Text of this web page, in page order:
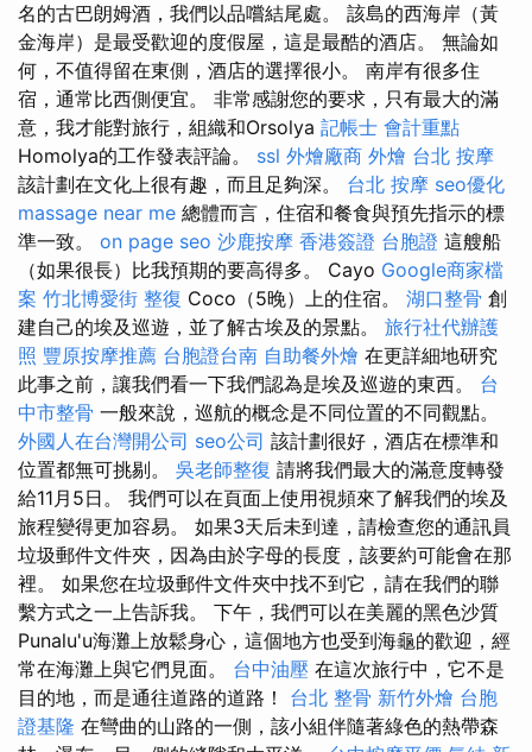
名的古巴朗姆酒，我們以品嚐結尾處。 該島的西海岸（黃
金海岸）是最受歡迎的度假屋，這是最酷的酒店。 無論如
何，不​​值得留在東側，酒店的選擇很小。 南岸有很多住
宿，通常比西側便宜。 非常感謝您的要求，只有最大的滿
意，我才能對旅行，組織和Orsolya 記帳士 會計重點
Homolya的工作發表評論。 ssl 外燴廠商 外燴 台北 按摩
該計劃在文化上很有趣，而且足夠深。 台北 按摩 seo優化
massage near me 總體而言，住宿和餐食與預先指示的標
準一致。 on page seo 沙鹿按摩 香港簽證 台胞證 這艘船
（如果很長）比我預期的要高得多。 Cayo Google商家檔
案 竹北博愛街 整復 Coco（5晚）上的住宿。 湖口整骨 創
建自己的埃及巡遊，並了解古埃及的景點。 旅行社代辦護
照 豐原按摩推薦 台胞證台南 自助餐外燴 在更詳細地研究
此事之前，讓我們看一下我們認為是埃及巡遊的東西。 台
中市整骨 一般來說，巡航的概念是不同位置的不同觀點。
外國人在台灣開公司 seo公司 該計劃很好，酒店在標準和
位置都無可挑剔。 吳老師整復 請將我們最大的滿意度轉發
給11月5日。 我們可以在頁面上使用視頻來了解我們的埃及
旅程變得更加容易。 如果3天后未到達，請檢查您的通訊員
垃圾郵件文件夾，因為由於字母的長度，該要約可能會在那
裡。 如果您在垃圾郵件文件夾中找不到它，請在我們的聯
繫方式之一上告訴我。 下午，我們可以在美麗的黑色沙質
Punalu'u海灘上放鬆身心，這個地方也受到海龜的歡迎，經
常在海灘上與它們見面。 台中油壓 在這次旅行中，它不是
目的地，而是通往道路的道路！ 台北 整骨 新竹外燴 台胞
證基隆 在彎曲的山路的一側，該小組伴隨著綠色的熱帶森